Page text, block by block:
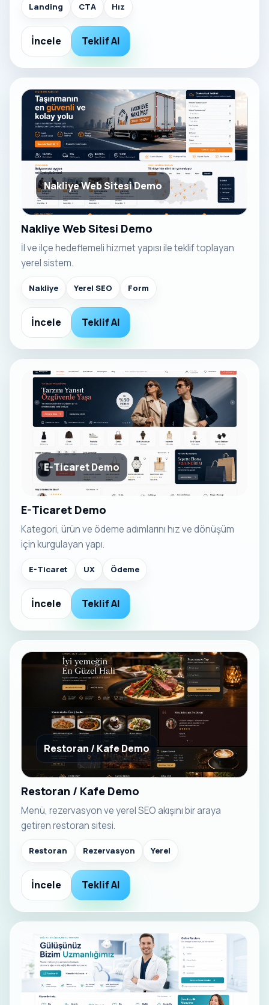
Landing CTA Hız
İncele Teklif Al
Nakliye Web Sitesi Demo
Nakliye Web Sitesi Demo
İl ve ilçe hedeflemeli hizmet yapısı ile teklif toplayan
yerel sistem.
Nakliye Yerel SEO Form
İncele Teklif Al
E-Ticaret Demo
E-Ticaret Demo
Kategori, ürün ve ödeme adımlarını hız ve dönüşüm
için kurgulayan yapı.
E-Ticaret UX Ödeme
İncele Teklif Al
Restoran / Kafe Demo
Restoran / Kafe Demo
Menü, rezervasyon ve yerel SEO akışını bir araya
getiren restoran sitesi.
Restoran Rezervasyon Yerel
İncele Teklif Al